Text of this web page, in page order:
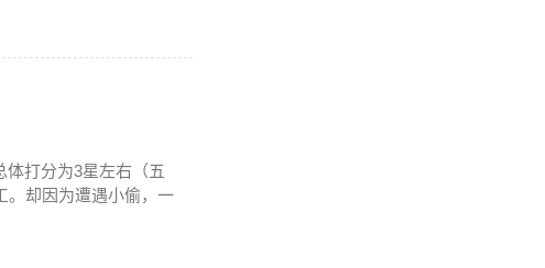
体打分为3星左右（五
。却因为遭遇小偷，一